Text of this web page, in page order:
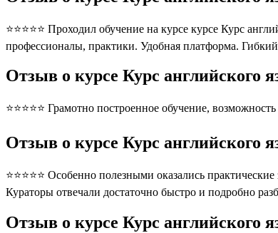
⭐⭐⭐⭐⭐ Проходил обучение на курсе курсе Курс
профессионалы, практики. Удобная платформа.
Отзыв о курсе Курс английского
⭐⭐⭐⭐⭐ Грамотно построенное обучение,
Отзыв о курсе Курс английского
⭐⭐⭐⭐⭐ Особенно полезными оказались
Кураторы отвечали достаточно быстро и подробно
Отзыв о курсе Курс английского